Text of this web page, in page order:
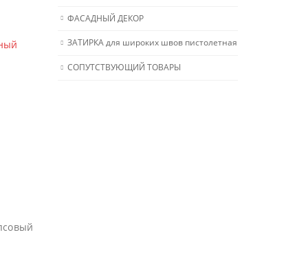
ФАСАДНЫЙ ДЕКОР
ЗАТИРКА для широких швов пистолетная
СОПУТСТВУЮЩИЙ ТОВАРЫ